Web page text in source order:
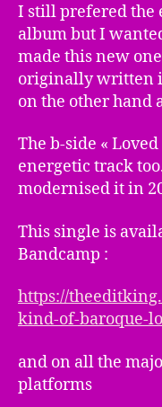
I still prefered the
album but I
made this new
originally written
on the other hand
The b-side «
energetic track
modernised it in
This single is
Bandcamp :
https://
kind-of-baroque-
and on all the
platforms